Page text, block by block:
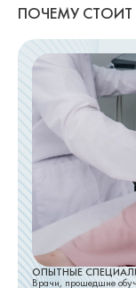
ПОЧЕМУ СТОИТ
ОПЫТНЫЕ
Врачи, прошедшие